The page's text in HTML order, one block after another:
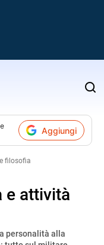
Aggiungi
filosofia
e attività
personalità alla